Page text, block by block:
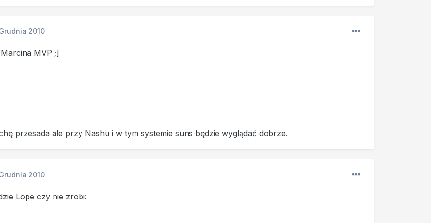
2010
MVP ;]
przesada ale przy Nashu i w tym systemie suns będzie wyglądać dobrze.
2010
Lope czy nie zrobi: